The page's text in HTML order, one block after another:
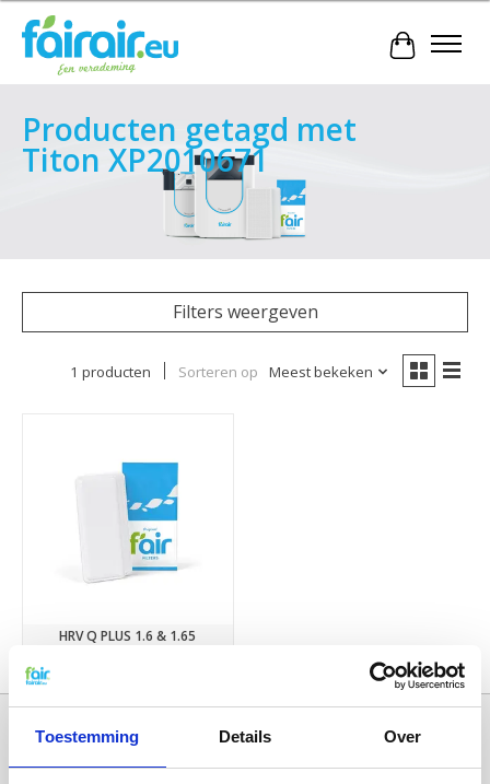
Toestemming Details Over
Producten getagd met
Titon XP2010671
Filters weergeven
1 producten Sorteren op Meest bekeken
HRV Q PLUS 1.6 & 1.65